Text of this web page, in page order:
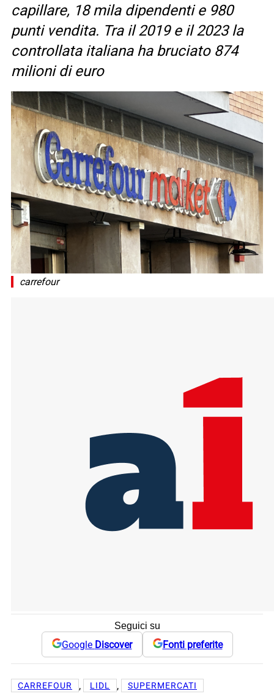
capillare, 18 mila dipendenti e 980
punti vendita. Tra il 2019 e il 2023 la
controllata italiana ha bruciato 874
milioni di euro
carrefour
Seguici su
Google Discover Fonti preferite
CARREFOUR , LIDL , SUPERMERCATI